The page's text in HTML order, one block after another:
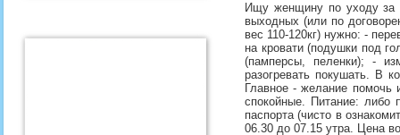
Ищу женщину по уходу за
выходных (или по
вес 110-120кг) нужно: -
на кровати (подушки под
(памперсы, пеленки); -
разогревать покушать. В
Главное - желание помочь
спокойные. Питание: либо
паспорта (чисто в
06.30 до 07.15 утра. Цена